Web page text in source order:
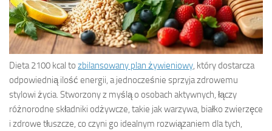
Dieta 2100 kcal to zbilansowany plan żywieniowy, który dostarcza
odpowiednią ilość energii, a jednocześnie sprzyja zdrowemu
stylowi życia. Stworzony z myślą o osobach aktywnych, łączy
różnorodne składniki odżywcze, takie jak warzywa, białko zwierzęce
i zdrowe tłuszcze, co czyni go idealnym rozwiązaniem dla tych,